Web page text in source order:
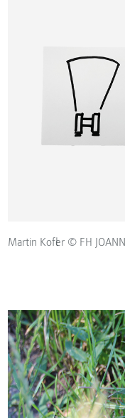
Martin Kofler © FH